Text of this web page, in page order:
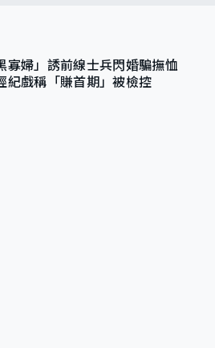
寡婦」誘前線士兵閃婚騙撫恤
戲稱「賺首期」被檢控